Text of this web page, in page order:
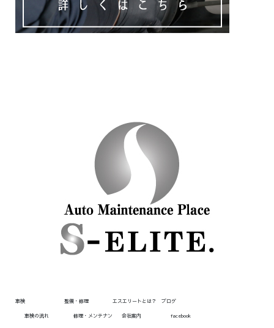
車検
車検の流れ
整備・修理
修理・メンテナン
エスエリートとは？
会社案内
ブログ
facebook